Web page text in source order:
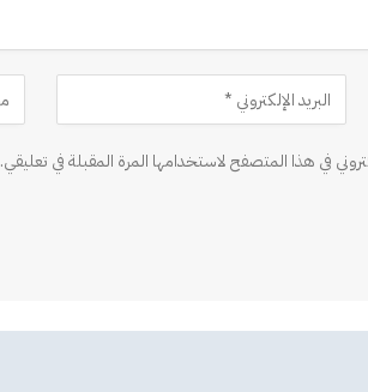
في هذا المتصفح لاستخدامها المرة المقبلة في تعليقي.